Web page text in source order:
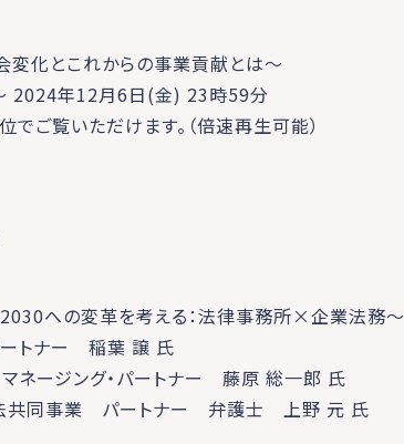
変化とこれからの事業貢献とは～
2024年12月6日(金) 23時59分
ご覧いただけます。（倍速再生可能）
への変革を考える：法律事務所×企業法務～
トナー 稲葉 譲 氏
ネージング・パートナー 藤原 総一郎 氏
法共同事業 パートナー 弁護士 上野 元 氏